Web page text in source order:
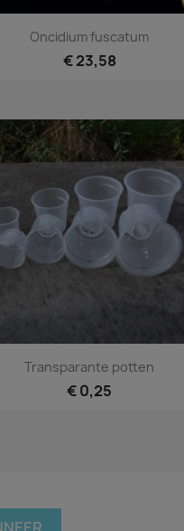
Snel bekijken
Oncidium fuscatum
€ 23,58
Snel bekijken
Transparante potten
€ 0,25